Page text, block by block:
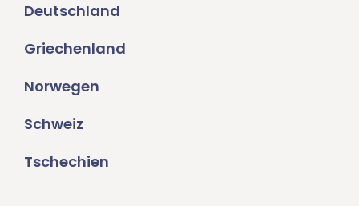
Deutschland
Griechenland
Norwegen
Schweiz
Tschechien